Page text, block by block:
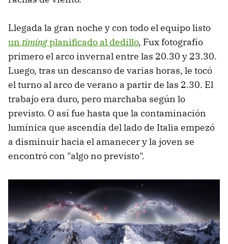
Llegada la gran noche y con todo el equipo listo
un timingplanificado al dedillo, Fux fotografío
primero el arco invernal entre las 20.30 y 23.30.
Luego, tras un descanso de varias horas, le tocó
el turno al arco de verano a partir de las 2.30. El
trabajo era duro, pero marchaba según lo
previsto. O así fue hasta que la contaminación
lumínica que ascendía del lado de Italia empezó
a disminuir hacia el amanecer y la joven se
encontró con "algo no previsto".